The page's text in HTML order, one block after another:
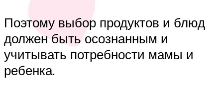
Поэтому выбор продуктов и блюд
должен быть осознанным и
учитывать потребности мамы и
ребенка.